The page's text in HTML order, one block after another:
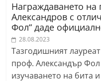
Награждаването
Александров с
Фол“ даде
28.08.2023
Тазгодишният
проф. Александър
изучаването на бита